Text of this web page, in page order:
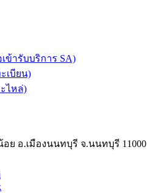
เข้ารับบริการ SA)
เบียน)
ะไหล่)
อย อ.เมืองนนทบุรี จ.นนทบุรี 11000